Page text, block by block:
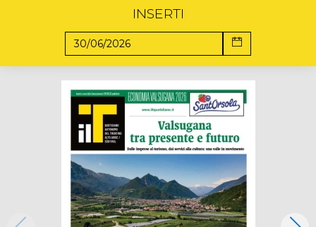
INSERTI